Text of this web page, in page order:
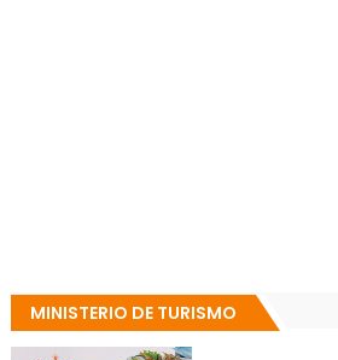
MINISTERIO DE TURISMO